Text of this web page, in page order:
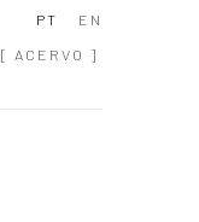
[ ACERVO ]
PT EN